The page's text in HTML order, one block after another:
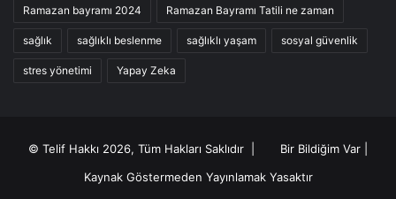
Ramazan bayramı 2024 Ramazan Bayramı Tatili ne zaman
sağlık sağlıklı beslenme sağlıklı yaşam sosyal güvenlik
stres yönetimi Yapay Zeka
© Telif Hakkı 2026, Tüm Hakları Saklıdır | Bir Bildiğim Var
Kaynak Göstermeden Yayınlamak Yasaktır